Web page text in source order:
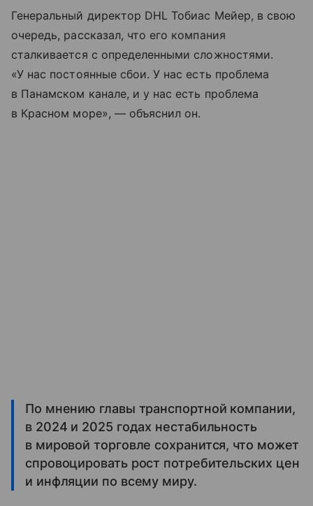
Генеральный директор DHL Тобиас Мейер, в свою
очередь, рассказал, что его компания
сталкивается с определенными сложностями.
«У нас постоянные сбои. У нас есть проблема
в Панамском канале, и у нас есть проблема
в Красном море», — объяснил он.
По мнению главы транспортной компании,
в 2024 и 2025 годах нестабильность
в мировой торговле сохранится, что может
спровоцировать рост потребительских цен
и инфляции по всему миру.